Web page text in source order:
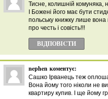
Тисне, колишній комуняка,
І Божені його має бути
польську книжку лише
про честь і совість!!!
ВІДПОВІCТИ
nephen коментує:
Сашко Ірванець теж
Вона йому того ніколи не
квартиру купив. І ще йому